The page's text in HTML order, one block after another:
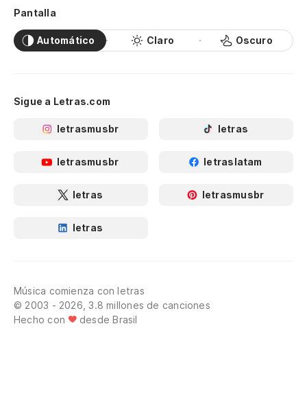
Pantalla
Automático Claro Oscuro
Sigue a Letras.com
letrasmusbr letras
letrasmusbr letraslatam
letras letrasmusbr
letras
Música comienza con letras
© 2003 - 2026, 3.8 millones de canciones
Hecho con
desde Brasil